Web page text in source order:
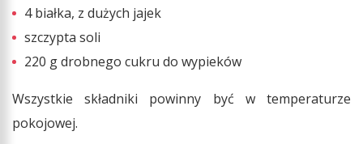
4 białka, z dużych jajek
szczypta soli
220 g drobnego cukru do wypieków
Wszystkie składniki powinny być w temperaturze
pokojowej.